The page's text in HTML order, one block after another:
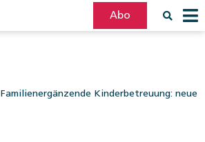
Abo
Familienergänzende Kinderbetreuung: neue